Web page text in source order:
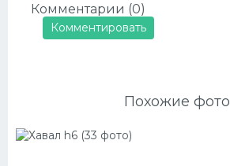
Комментарии (0)
Комментировать
Похожие фото